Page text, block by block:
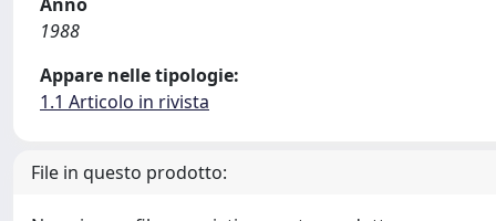
1988
Appare nelle tipologie:
1.1 Articolo in rivista
File in questo prodotto: